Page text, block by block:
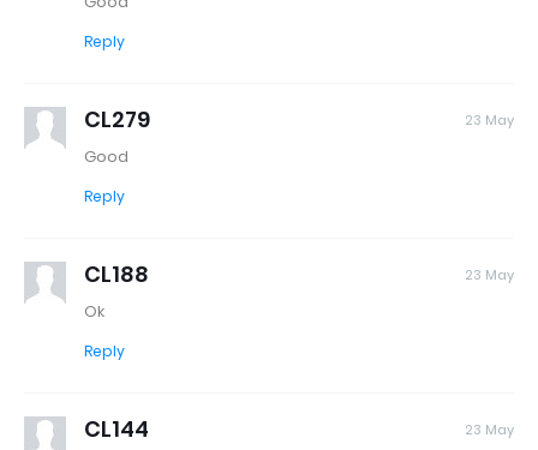
Reply
CL279 23 May
Good
Reply
CL188 23 May
Ok
Reply
CL144 23 May